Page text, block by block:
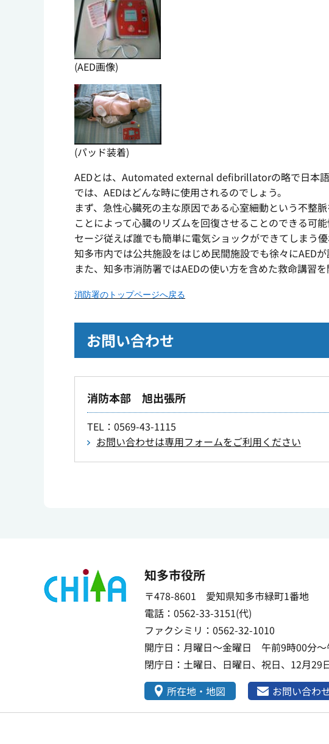
(AED画像)
(パッド装着)
AEDとは、Automated external defibrillatorの略で日本語
では、AEDはどんな時に使用されるのでしょう。
まず、急性心臓死の主な原因である心室細動という不整
ことによって心臓のリズムを回復させることのできる可
セージ従えば誰でも簡単に電気ショックができてしまう
知多市内では公共施設をはじめ民間施設でも徐々にAEDが
また、知多市消防署ではAEDの使い方を含めた救命講習を
消防署のトップページへ戻る
お問い合わせ
消防本部 旭出張所
TEL ：0569-43-1115
お問い合わせは専用フォームをご利用ください
知多市役所
〒478-8601 愛知県知多市緑町1番地
電話：0562-33-3151(代)
ファクシミリ：0562-32-1010
開庁日：月曜日～金曜日 午前9時00分～
閉庁日：土曜日、日曜日、祝日、12月29
所在地・地図
お問い合わ